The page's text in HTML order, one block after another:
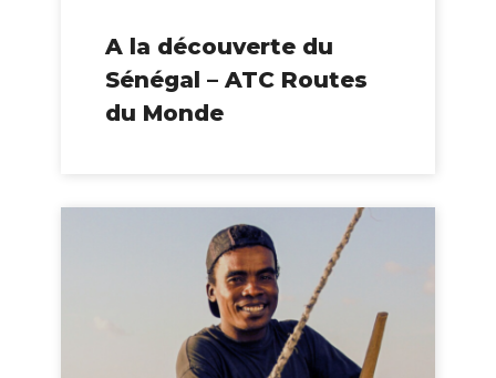
A la découverte du
Sénégal – ATC Routes
du Monde